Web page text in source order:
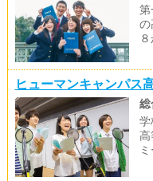
第
の
ヒューマンキャンパス
総
学
高